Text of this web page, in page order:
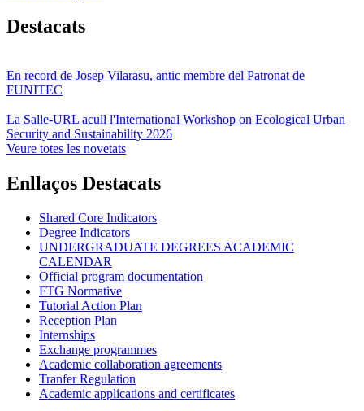
Destacats
En record de Josep Vilarasu, antic membre del Patronat de
FUNITEC
La Salle-URL acull l'International Workshop on Ecological Urban
Security and Sustainability 2026
Veure totes les novetats
Enllaços Destacats
Shared Core Indicators
Degree Indicators
UNDERGRADUATE DEGREES ACADEMIC
CALENDAR
Official program documentation
FTG Normative
Tutorial Action Plan
Reception Plan
Internships
Exchange programmes
Academic collaboration agreements
Tranfer Regulation
Academic applications and certificates